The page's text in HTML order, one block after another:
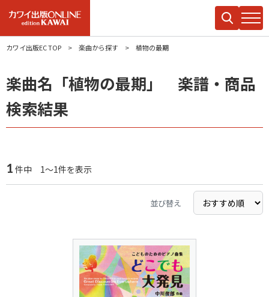
カワイ出版EC TOP 楽曲から探す 植物の最期
楽曲名「植物の最期」 楽譜・商品
検索結果
1 件中 1～1件を表示
並び替え